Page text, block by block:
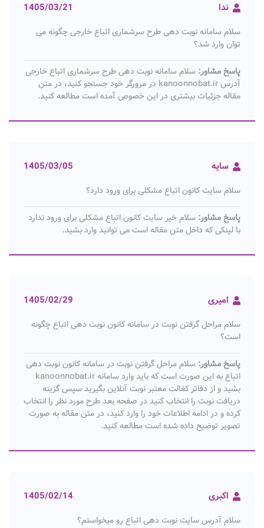
ندا 1405/03/21
سلام سامانه نوبت دهی طرح سرشماری اتباع خارجی چگونه می
توان وارد شد؟
پاسخ مشاور: سلام سامانه نوبت دهی طرح سرشماری اتباع خارجی
آدرس kanoonnobat.ir در مرورگر خود جستجو کنید، در متن
مقاله جزئیات بیشتری در این خصوص آمده است مطالعه کنید.
سایه 1405/03/05
سلام سایت کانون اتباع مشکلی برای ورود دارد؟
پاسخ مشاور: سلام خیر سایت کانون اتباع مشکلی برای ورود ندارد
با لینکی که داخل متن مقاله است می توانید وارد بشید.
امیری 1405/02/29
سلام مراحل گرفتن نوبت در سامانه کانون نوبت دهی اتباع چگونه
است؟
پاسخ مشاور: سلام مراحل گرفتن نوبت در سامانه کانون نوبت دهی
اتباع به این صورت است که باید وارد سامانه kanoonnobat.ir
بشید و از دفاتر کفالت معتبر نوبت آنلاین بگیرید سپس گزینه
دریافت نوبت را انتخاب کنید در صفحه بعد طرح مورد نظر را انتخاب
کرده و در ادامه اطلاعات خود را وارد کنید، در متن مقاله به صورت
تصویر توضیح داده شده است مطالعه کنید.
اکبری 1405/02/14
سلام آدرس سایت نوبت دهی اتباع رو میخواستم؟